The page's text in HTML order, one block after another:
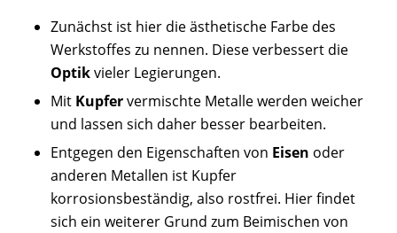
Zunächst ist hier die ästhetische Farbe des
Werkstoffes zu nennen. Diese verbessert die
Optikvieler Legierungen.
Mit Kupfervermischte Metalle werden weicher
und lassen sich daher besser bearbeiten.
Entgegen den Eigenschaften von Eisen oder
anderen Metallen ist Kupfer
korrosionsbeständig, also rostfrei. Hier findet
sich ein weiterer Grund zum Beimischen von